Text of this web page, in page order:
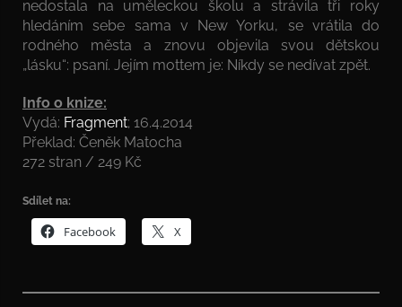
nedostala na uměleckou školu a strávila tři roky
hledáním sebe sama v New Yorku, se vrátila do
rodného města a znovu objevila svou dětskou
„lásku“: psaní. Jejím mottem je: Níkdy se nedívat zpět.
Info o knize:
Vydá: Fragment; 16.4.2014
Překlad: Čeněk Matocha
272 stran / 249 Kč
Sdílet na:
Facebook X